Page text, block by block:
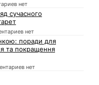
нет
сучасного
нет
поради для
та покращення
нет